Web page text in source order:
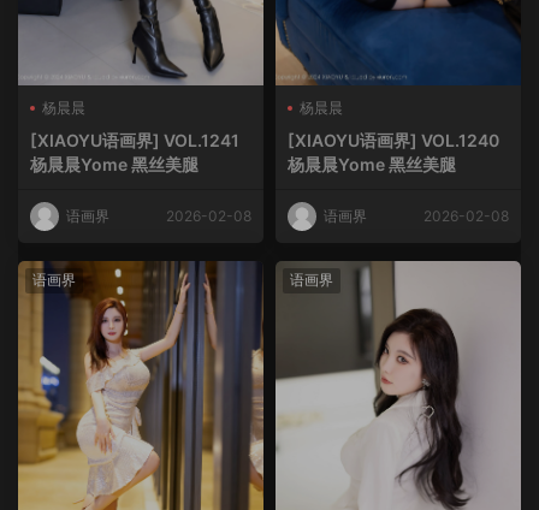
杨晨晨
[XIAOYU语画界] VOL.1241
杨晨晨Yome 黑丝美腿
语画界 2026-02-08
杨晨晨
[XIAOYU语画界] VOL.1240
杨晨晨Yome 黑丝美腿
语画界 2026-02-08
语画界 语画界